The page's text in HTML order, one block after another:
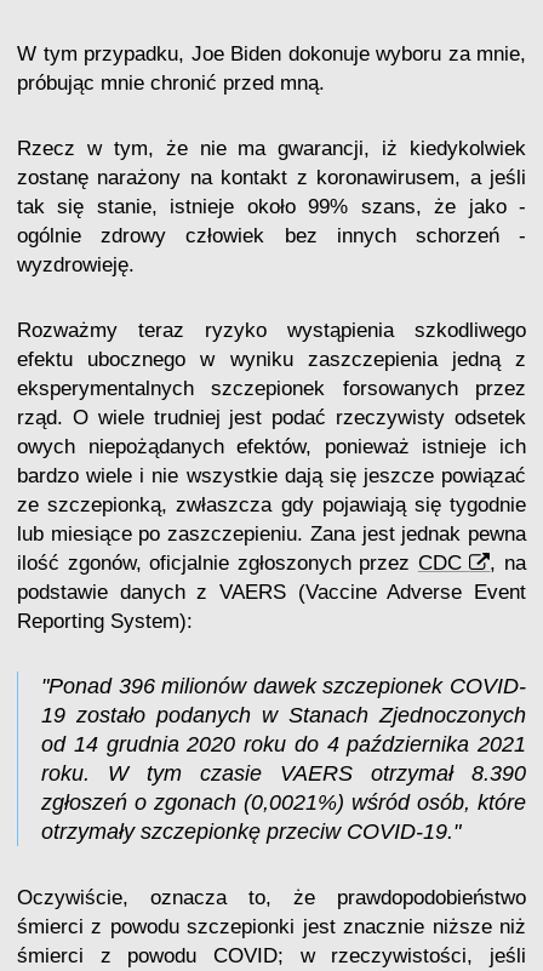
W tym przypadku, Joe Biden dokonuje wyboru za mnie,
próbując mnie chronić przed mną.
Rzecz w tym, że nie ma gwarancji, iż kiedykolwiek
zostanę narażony na kontakt z koronawirusem, a jeśli
tak się stanie, istnieje około 99% szans, że jako -
ogólnie zdrowy człowiek bez innych schorzeń -
wyzdrowieję.
Rozważmy teraz ryzyko wystąpienia szkodliwego
efektu ubocznego w wyniku zaszczepienia jedną z
eksperymentalnych szczepionek forsowanych przez
rząd. O wiele trudniej jest podać rzeczywisty odsetek
owych niepożądanych efektów, ponieważ istnieje ich
bardzo wiele i nie wszystkie dają się jeszcze powiązać
ze szczepionką, zwłaszcza gdy pojawiają się tygodnie
lub miesiące po zaszczepieniu. Zana jest jednak pewna
ilość zgonów, oficjalnie zgłoszonych przez CDC
, na
podstawie danych z VAERS (Vaccine Adverse Event
Reporting System):
"Ponad 396 milionów dawek szczepionek COVID-
19 zostało podanych w Stanach Zjednoczonych
od 14 grudnia 2020 roku do 4 października 2021
roku. W tym czasie VAERS otrzymał 8.390
zgłoszeń o zgonach (0,0021%) wśród osób, które
otrzymały szczepionkę przeciw COVID-19."
Oczywiście, oznacza to, że prawdopodobieństwo
śmierci z powodu szczepionki jest znacznie niższe niż
śmierci z powodu COVID; w rzeczywistości, jeśli